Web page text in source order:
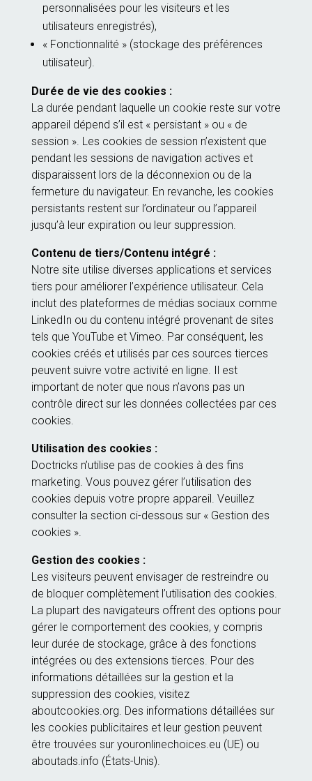
personnalisées pour les visiteurs et les
utilisateurs enregistrés),
« Fonctionnalité » (stockage des préférences
utilisateur).
Durée de vie des cookies :
La durée pendant laquelle un cookie reste sur votre
appareil dépend s’il est « persistant » ou « de
session ». Les cookies de session n’existent que
pendant les sessions de navigation actives et
disparaissent lors de la déconnexion ou de la
fermeture du navigateur. En revanche, les cookies
persistants restent sur l’ordinateur ou l’appareil
jusqu’à leur expiration ou leur suppression.
Contenu de tiers/Contenu intégré :
Notre site utilise diverses applications et services
tiers pour améliorer l’expérience utilisateur. Cela
inclut des plateformes de médias sociaux comme
LinkedIn ou du contenu intégré provenant de sites
tels que YouTube et Vimeo. Par conséquent, les
cookies créés et utilisés par ces sources tierces
peuvent suivre votre activité en ligne. Il est
important de noter que nous n’avons pas un
contrôle direct sur les données collectées par ces
cookies.
Utilisation des cookies :
Doctricks n’utilise pas de cookies à des fins
marketing. Vous pouvez gérer l’utilisation des
cookies depuis votre propre appareil. Veuillez
consulter la section ci-dessous sur « Gestion des
cookies ».
Gestion des cookies :
Les visiteurs peuvent envisager de restreindre ou
de bloquer complètement l’utilisation des cookies.
La plupart des navigateurs offrent des options pour
gérer le comportement des cookies, y compris
leur durée de stockage, grâce à des fonctions
intégrées ou des extensions tierces. Pour des
informations détaillées sur la gestion et la
suppression des cookies, visitez
aboutcookies.org. Des informations détaillées sur
les cookies publicitaires et leur gestion peuvent
être trouvées sur youronlinechoices.eu (UE) ou
aboutads.info (États-Unis).